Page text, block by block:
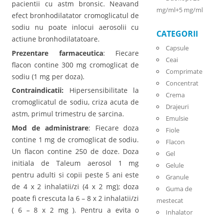
pacientii cu astm bronsic. Neavand
efect bronhodilatator cromoglicatul de
sodiu nu poate inlocui aerosolii cu
actiune bronhodilatatoare.
Prezentare farmaceutica: Fiecare
flacon contine 300 mg cromoglicat de
sodiu (1 mg per doza).
Contraindicatii: Hipersensibilitate la
cromoglicatul de sodiu, criza acuta de
astm, primul trimestru de sarcina.
Mod de administrare: Fiecare doza
contine 1 mg de cromoglicat de sodiu.
Un flacon contine 250 de doze. Doza
initiala de Taleum aerosol 1 mg
pentru adulti si copii peste 5 ani este
de 4 x 2 inhalatii/zi (4 x 2 mg); doza
poate fi crescuta la 6 – 8 x 2 inhalatii/zi
( 6 – 8 x 2 mg ). Pentru a evita o
mg/ml+5 mg/ml
CATEGORII
Capsule
Ceai
Comprimate
Concentrat
Crema
Drajeuri
Emulsie
Fiole
Flacon
Gel
Gelule
Granule
Guma de
mestecat
Inhalator